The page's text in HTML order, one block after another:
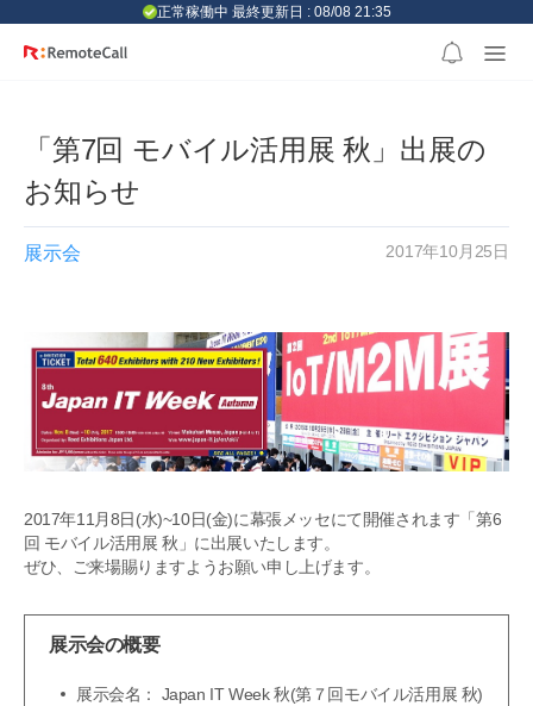
正常稼働中 最終更新日 : 08/08 21:35
「第7回 モバイル活用展 秋」出展の
お知らせ
展示会 2017年10月25日
2017年11月8日(水)~10日(金)に幕張メッセにて開催されます「第6
回 モバイル活用展 秋」に出展いたします。
ぜひ、ご来場賜りますようお願い申し上げます。
展示会の概要
展示会名： Japan IT Week 秋(第７回モバイル活用展 秋)